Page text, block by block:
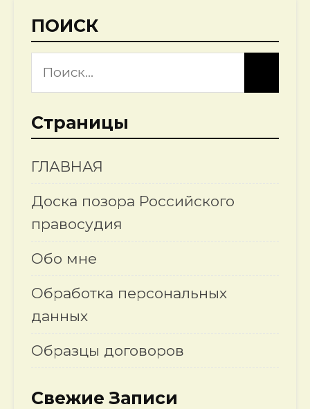
ПОИСК
Страницы
ГЛАВНАЯ
Доска позора Российского
правосудия
Обо мне
Обработка персональных
данных
Образцы договоров
Свежие Записи